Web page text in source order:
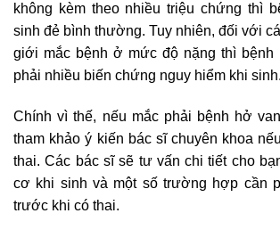
không kèm theo nhiều triệu chứng thì
sinh đẻ bình thường. Tuy nhiên, đối với
giới mắc bệnh ở mức độ nặng thì bệnh
phải nhiều biến chứng nguy hiểm khi sinh.
Chính vì thế, nếu mắc phải bệnh hở
tham khảo ý kiến bác sĩ chuyên khoa
thai. Các bác sĩ sẽ tư vấn chi tiết cho
cơ khi sinh và một số trường hợp cần
trước khi có thai.